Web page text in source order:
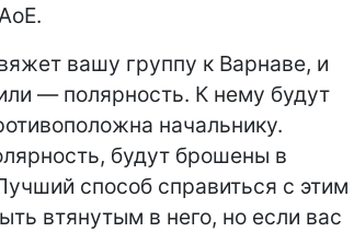
вашу группу к Варнаве, и
— полярность. К нему будут
начальнику.
будут брошены в
способ справиться с этим
втянутым в него, но если вас